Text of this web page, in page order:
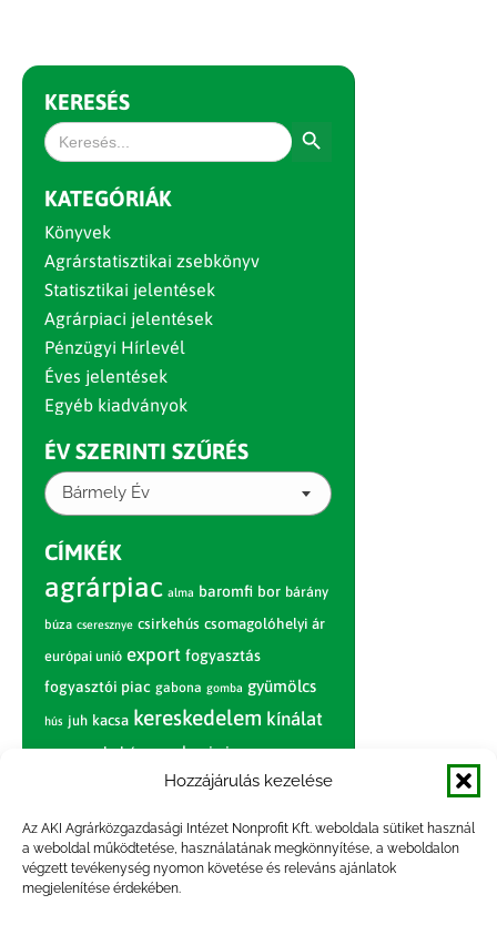
Hozzájárulás kezelése
Az AKI Agrárközgazdasági Intézet Nonprofit Kft. weboldala sütiket használ
a weboldal működtetése, használatának megkönnyítése, a weboldalon
végzett tevékenység nyomon követése és releváns ajánlatok
megjelenítése érdekében.
KERESÉS
Search
for:
KATEGÓRIÁK
Könyvek
Agrárstatisztikai zsebkönyv
Statisztikai jelentések
Agrárpiaci jelentések
Pénzügyi Hírlevél
Éves jelentések
Egyéb kiadványok
ÉV SZERINTI SZŰRÉS
Bármely Év
CÍMKÉK
agrárpiac alma baromfi bor bárány
búza cseresznye csirkehús csomagolóhelyi ár
európai unió export fogyasztás
fogyasztói piac gabona gomba gyümölcs
hús juh kacsa kereskedelem kínálat
körte marhahús nagybani piac narancs
nemzetközi árinformációk
paradicsom piac piaci jelentés
pulyka pulykahús sertés sertéshús
szarvasmarha termelés
termelői